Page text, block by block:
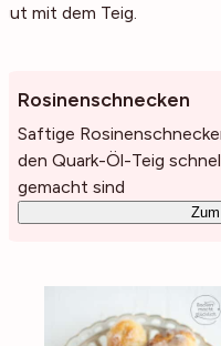
gut mit dem Teig.
Rosinenschnecken
Saftige
den Quark-Öl-Teig
gemacht sind